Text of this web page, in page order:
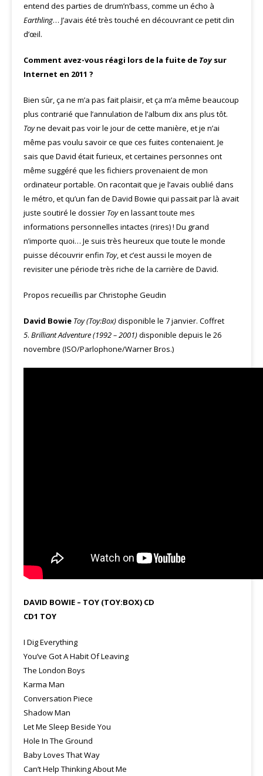
entend des parties de drum’n’bass, comme un écho à
Earthling… J’avais été très touché en découvrant ce petit clin
d’œil.
Comment avez-vous réagi lors de la fuite de Toysur
Internet en 2011 ?
Bien sûr, ça ne m’a pas fait plaisir, et ça m’a même beaucoup
plus contrarié que l’annulation de l’album dix ans plus tôt.
Toyne devait pas voir le jour de cette manière, et je n’ai
même pas voulu savoir ce que ces fuites contenaient. Je
sais que David était furieux, et certaines personnes ont
même suggéré que les fichiers provenaient de mon
ordinateur portable. On racontait que je l’avais oublié dans
le métro, et qu’un fan de David Bowie qui passait par là avait
juste soutiré le dossier Toyen lassant toute mes
informations personnelles intactes (rires) ! Du grand
n’importe quoi… Je suis très heureux que toute le monde
puisse découvrir enfin Toy, et c’est aussi le moyen de
revisiter une période très riche de la carrière de David.
Propos recueillis par Christophe Geudin
David Bowie Toy (Toy:Box)disponible le 7 janvier. Coffret
5. Brilliant Adventure (1992 – 2001)disponible depuis le 26
novembre (ISO/Parlophone/Warner Bros.)
DAVID BOWIE – TOY (TOY:BOX) CD
CD1 TOY
I Dig Everything
You’ve Got A Habit Of Leaving
The London Boys
Karma Man
Conversation Piece
Shadow Man
Let Me Sleep Beside You
Hole In The Ground
Baby Loves That Way
Can’t Help Thinking About Me